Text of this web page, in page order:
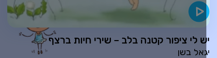
לי ציפור קטנה בלב – שירי חיות ברצף
בשן